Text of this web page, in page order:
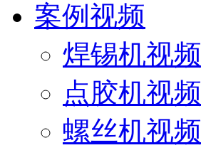
案例视频
焊锡机视频
点胶机视频
螺丝机视频